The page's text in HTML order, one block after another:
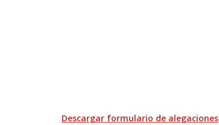
Descargar formulario de alegaciones